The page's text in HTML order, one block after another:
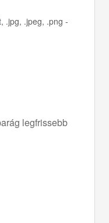
.jpg, .jpeg, .png -
legfrissebb